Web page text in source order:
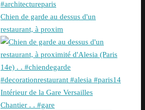
Chien de garde au dessus d'un
restaurant, à proxim
Intérieur de la Gare Versailles
Chantier . . #gare